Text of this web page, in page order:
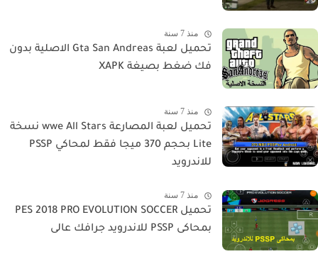
منذ 7 سنة
تحميل لعبة Gta San Andreas الاصلية بدون
فك ضغط بصيغة XAPK
منذ 7 سنة
تحميل لعبة المصارعة wwe All Stars نسخة
Lite بحجم 370 ميجا فقط لمحاكي PSSP
للاندرويد
منذ 7 سنة
تحميل PES 2018 PRO EVOLUTION SOCCER
بمحاكى PSSP للاندرويد جرافك عالى